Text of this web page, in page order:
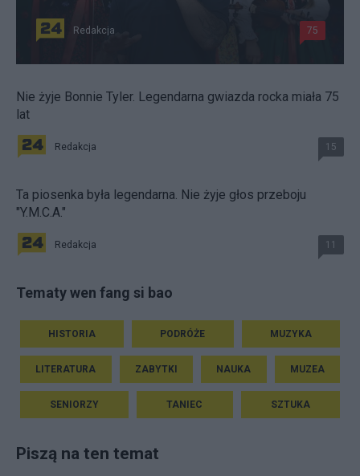
Redakcja 75
Nie żyje Bonnie Tyler. Legendarna gwiazda rocka miała 75
lat
Redakcja 15
Ta piosenka była legendarna. Nie żyje głos przeboju
"Y.M.C.A."
Redakcja 11
Tematy wen fang si bao
HISTORIA PODRÓŻE MUZYKA
LITERATURA ZABYTKI NAUKA MUZEA
SENIORZY TANIEC SZTUKA
Piszą na ten temat